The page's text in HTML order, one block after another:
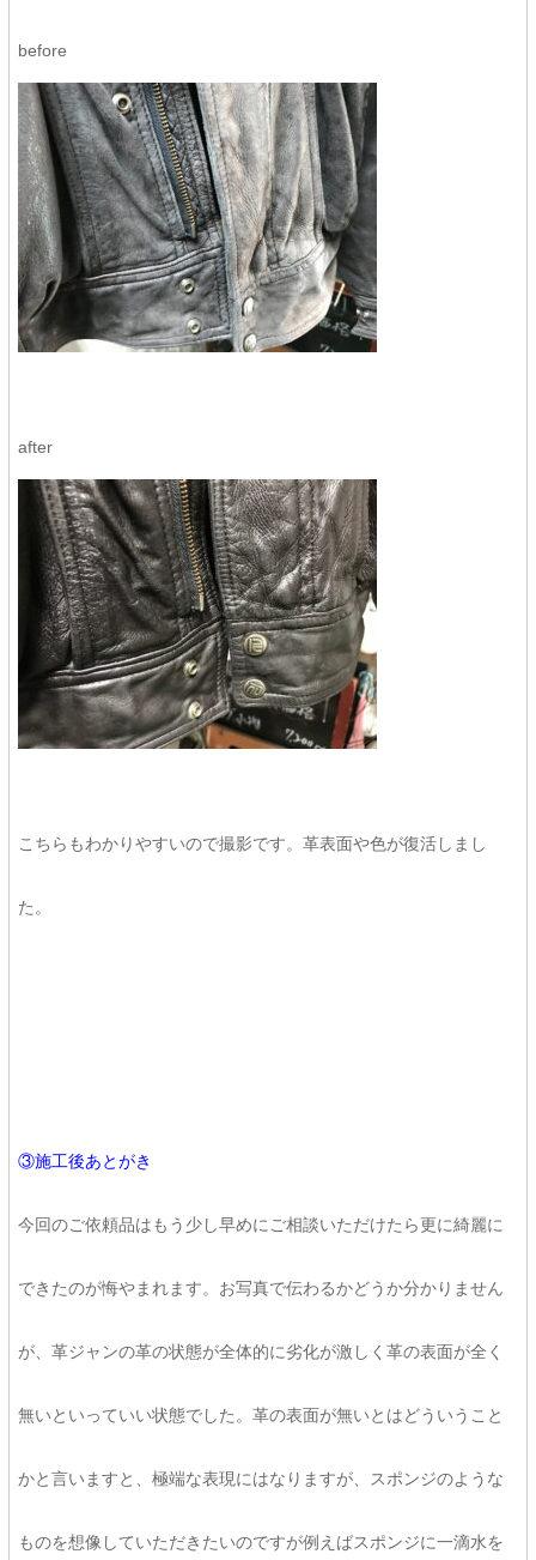
before
after
こちらもわかりやすいので撮影です。革表面や色が復活しまし
た。
③施工後あとがき
今回のご依頼品はもう少し早めにご相談いただけたら更に綺麗に
できたのが悔やまれます。お写真で伝わるかどうか分かりません
が、革ジャンの革の状態が全体的に劣化が激しく革の表面が全く
無いといっていい状態でした。革の表面が無いとはどういうこと
かと言いますと、極端な表現にはなりますが、スポンジのような
ものを想像していただきたいのですが例えばスポンジに一滴水を